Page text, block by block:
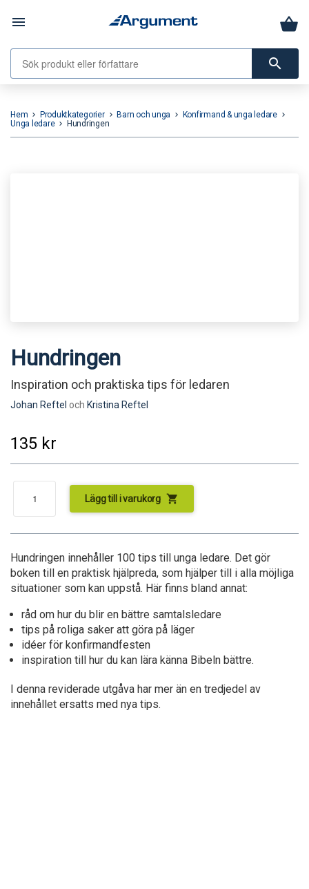
menu
search
Hem keyboard_arrow_right Produktkategorier keyboard_arrow_right Barn och unga keyboard_arrow_right Konfirmand & unga ledare keyboard_arrow_right
Unga ledare keyboard_arrow_right Hundringen
Hundringen
Inspiration och praktiska tips för ledaren
Johan Reftel och Kristina Reftel
135 kr
Lägg till i varukorg shopping_cart
Hundringen innehåller 100 tips till unga ledare. Det gör
boken till en praktisk hjälpreda, som hjälper till i alla möjliga
situationer som kan uppstå. Här finns bland annat:
råd om hur du blir en bättre samtals­­ledare
tips på roliga saker att göra på läger
idéer för konfirmandfesten
inspiration till hur du kan lära känna Bibeln bättre.
I denna reviderade utgåva har mer än en tredjedel av
innehållet ersatts med nya tips.